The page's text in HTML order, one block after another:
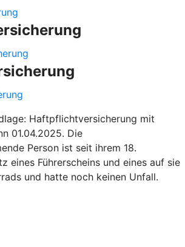
Haftpflichtversicherung mit
01.04.2025. Die
Person ist seit ihrem 18.
eines Führerscheins und eines auf sie
und hatte noch keinen Unfall.